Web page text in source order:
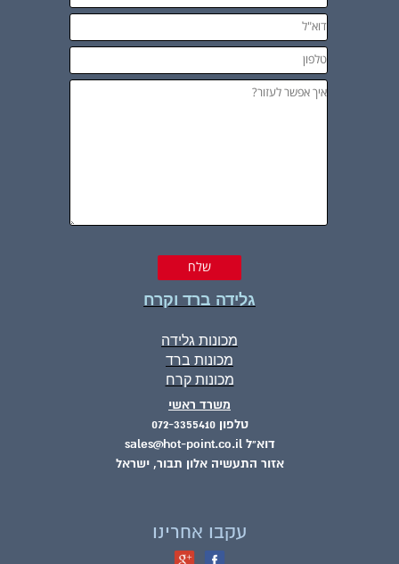
משרד ראשי
טלפון 072-3355410
דוא"ל sales@hot-point.co.il
אזור התעשיה אלון תבור, ישראל
עקבו אחרינו
גלידה ברד וקרח
מכונות גלידה
מכונות ברד
מכונות קרח